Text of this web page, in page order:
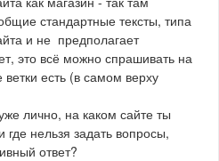
стандартные тексты, типа
и не предполагает
это всё можно спрашивать на
есть (в самом верху
лично, на каком сайте ты
где нельзя задать вопросы,
ответ?